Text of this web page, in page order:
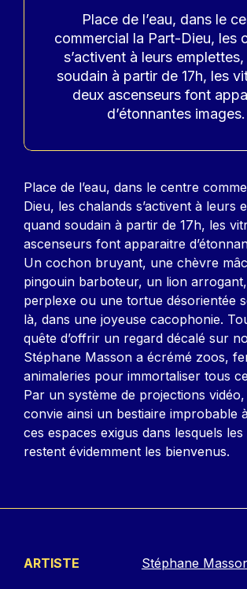
Place de l’eau, dans le
commercial la Part-Dieu, les
s’activent à leurs
soudain à partir de 17h, les
deux ascenseurs font
d’étonnantes images.
Contenu
Place de l’eau, dans le centre
Dieu, les chalands s’activent à leurs
quand soudain à partir de 17h, les
ascenseurs font apparaitre
Un cochon bruyant, une chèvre
pingouin barboteur, un lion
perplexe ou une tortue désorientée
là, dans une joyeuse cacophonie.
quête d’offrir un regard décalé sur
Stéphane Masson a écrémé zoos,
animaleries pour immortaliser tous
Par un système de projections vidéo,
convie ainsi un bestiaire improbable
ces espaces exigus dans lesquels les
restent évidemment les bienvenus.
ARTISTE Stéphane